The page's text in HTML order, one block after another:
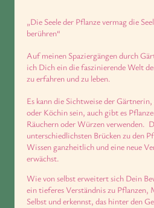
„Die Seele der Pflanze vermag die
berühren“
Auf meinen Spaziergängen durch
ich Dich ein die faszinierende Welt
zu erfahren und zu leben.
Es kann die Sichtweise der
oder Köchin sein, auch gibt es
Räuchern oder Würzen verwenden.
unterschiedlichsten Brücken zu den
Wissen ganzheitlich und eine neue
erwächst.
Wie von selbst erweitert sich Dein
ein tieferes Verständnis zu Pflanzen,
Selbst und erkennst, das hinter den